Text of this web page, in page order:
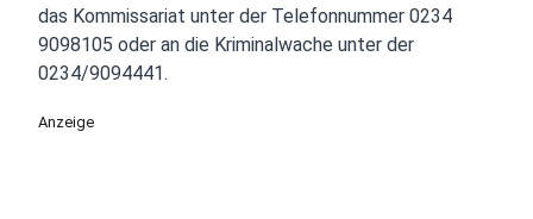
das Kommissariat unter der Telefonnummer 0234
9098105 oder an die Kriminalwache unter der
0234/9094441.
Anzeige